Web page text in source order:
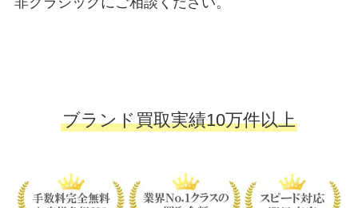
ブランド買取実績10万件以上